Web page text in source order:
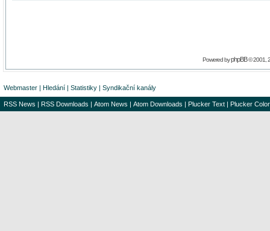
Powered byphpBB© 2001,
Webmaster | Hledání | Statistiky | Syndikační kanály
RSS News | RSS Downloads | Atom News | Atom Downloads | Plucker Text | Plucker Color